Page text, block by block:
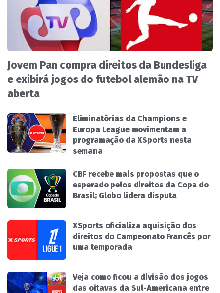
Jovem Pan compra direitos da Bundesliga
e exibirá jogos do futebol alemão na TV
aberta
Eliminatórias da Champions e
Europa League movimentam a
programação da XSports nesta
semana
CBF recebe mais propostas que o
esperado pelos direitos da Copa do
Brasil; Globo lidera disputa
XSports oficializa aquisição dos
direitos do Campeonato Francês por
uma temporada
Veja como ficou a divisão dos jogos
das oitavas da Sul-Americana entre